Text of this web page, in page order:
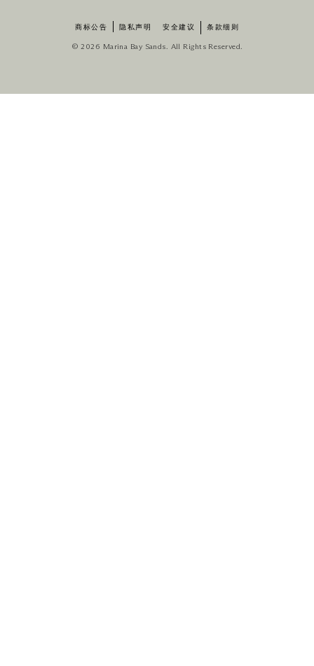
商标公告 隐私声明 安全建议 条款细则
© 2026 Marina Bay Sands. All Rights Reserved.